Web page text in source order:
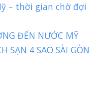
– thời gian chờ đợi
ĐẾN NƯỚC MỸ
SẠN 4 SAO SÀI GÒN